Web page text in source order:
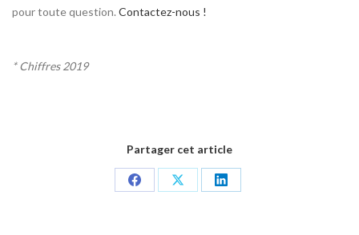
pour toute question. Contactez-nous !
* Chiffres 2019
Partager cet article
Share
Share
Share